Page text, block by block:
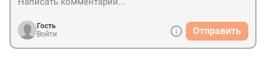
Гость
Войти
Отправить